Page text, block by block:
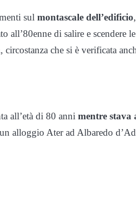
sul montascale dell’edificio
all’80enne di salire e scendere
che si è verificata
all’età di 80 anni mentre
alloggio Ater ad Albaredo